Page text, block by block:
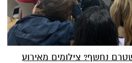
נחשף? צילומים מאירוע